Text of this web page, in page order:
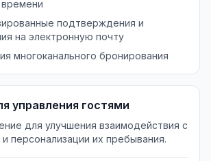
подтверждения и
на электронную почту
многоканального бронирования
управления гостями
для улучшения взаимодействия с
и персонализации их пребывания.